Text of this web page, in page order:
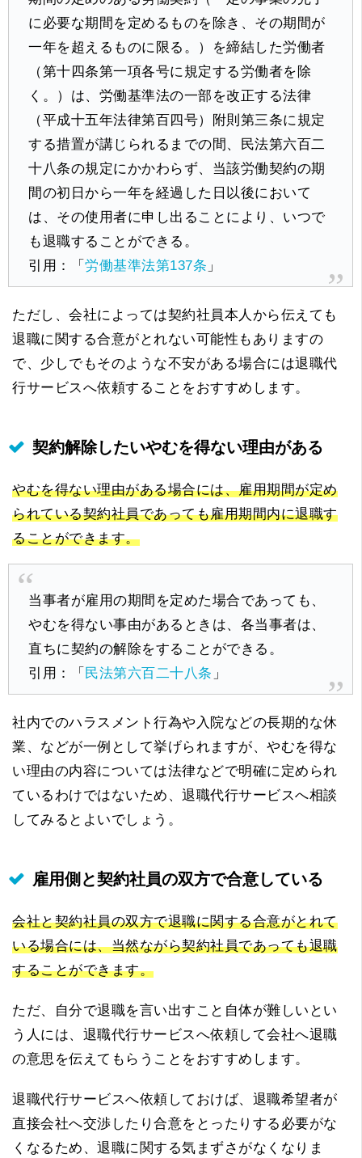
に必要な期間を定めるものを除き、その期間が
一年を超えるものに限る。）を締結した労働者
（第十四条第一項各号に規定する労働者を除
く。）は、労働基準法の一部を改正する法律
（平成十五年法律第百四号）附則第三条に規定
する措置が講じられるまでの間、民法第六百二
十八条の規定にかかわらず、当該労働契約の期
間の初日から一年を経過した日以後において
は、その使用者に申し出ることにより、いつで
も退職することができる。
引用：「労働基準法第137条 」
ただし、会社によっては契約社員本人から伝えても
退職に関する合意がとれない可能性もありますの
で、少しでもそのような不安がある場合には退職代
行サービスへ依頼することをおすすめします。
契約解除したいやむを得ない理由がある
やむを得ない理由がある場合には、雇用期間が定め
られている契約社員であっても雇用期間内に退職す
ることができます。
当事者が雇用の期間を定めた場合であっても、
やむを得ない事由があるときは、各当事者は、
直ちに契約の解除をすることができる。
引用：「 民法第六百二十八条 」
社内でのハラスメント行為や入院などの長期的な休
業、などが一例として挙げられますが、やむを得な
い理由の内容については法律などで明確に定められ
ているわけではないため、退職代行サービスへ相談
してみるとよいでしょう。
雇用側と契約社員の双方で合意している
会社と契約社員の双方で退職に関する合意がとれて
いる場合には、当然ながら契約社員であっても退職
することができます。
ただ、自分で退職を言い出すこと自体が難しいとい
う人には、退職代行サービスへ依頼して会社へ退職
の意思を伝えてもらうことをおすすめします。
退職代行サービスへ依頼しておけば、退職希望者が
直接会社へ交渉したり合意をとったりする必要がな
くなるため、退職に関する気まずさがなくなりま